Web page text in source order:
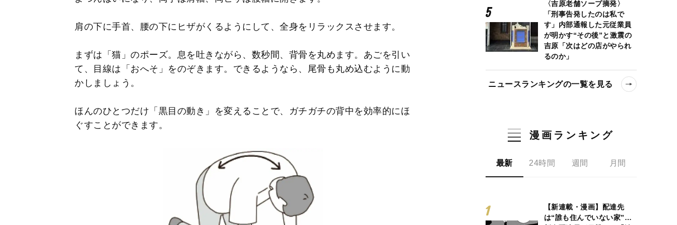
肩の下に手首、腰の下にヒザがくるようにして、全身をリラックスさせます。
まずは「猫」のポーズ。息を吐きながら、数秒間、背骨を丸めます。あごを引い
て、目線は「おへそ」をのぞきます。できるようなら、尾骨も丸め込むように動
かしましょう。
ほんのひとつだけ「黒目の動き」を変えることで、ガチガチの背中を効率的にほ
ぐすことができます。
〈吉原老舗ソープ摘発〉
「刑事告発したのは私で
す」内部通報した元従業員
が明かす“その後”と激震の
吉原「次はどの店がやられ
るのか」
ニュースランキングの一覧を見る
漫画ランキング
最新 24時間 週間 月間
【新連載・漫画】配達先
は“誰も住んでいない家”…